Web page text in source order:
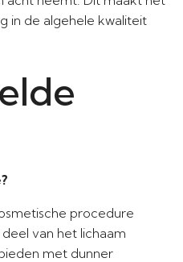
in de algehele kwaliteit
procedure
van het lichaam
met dunner